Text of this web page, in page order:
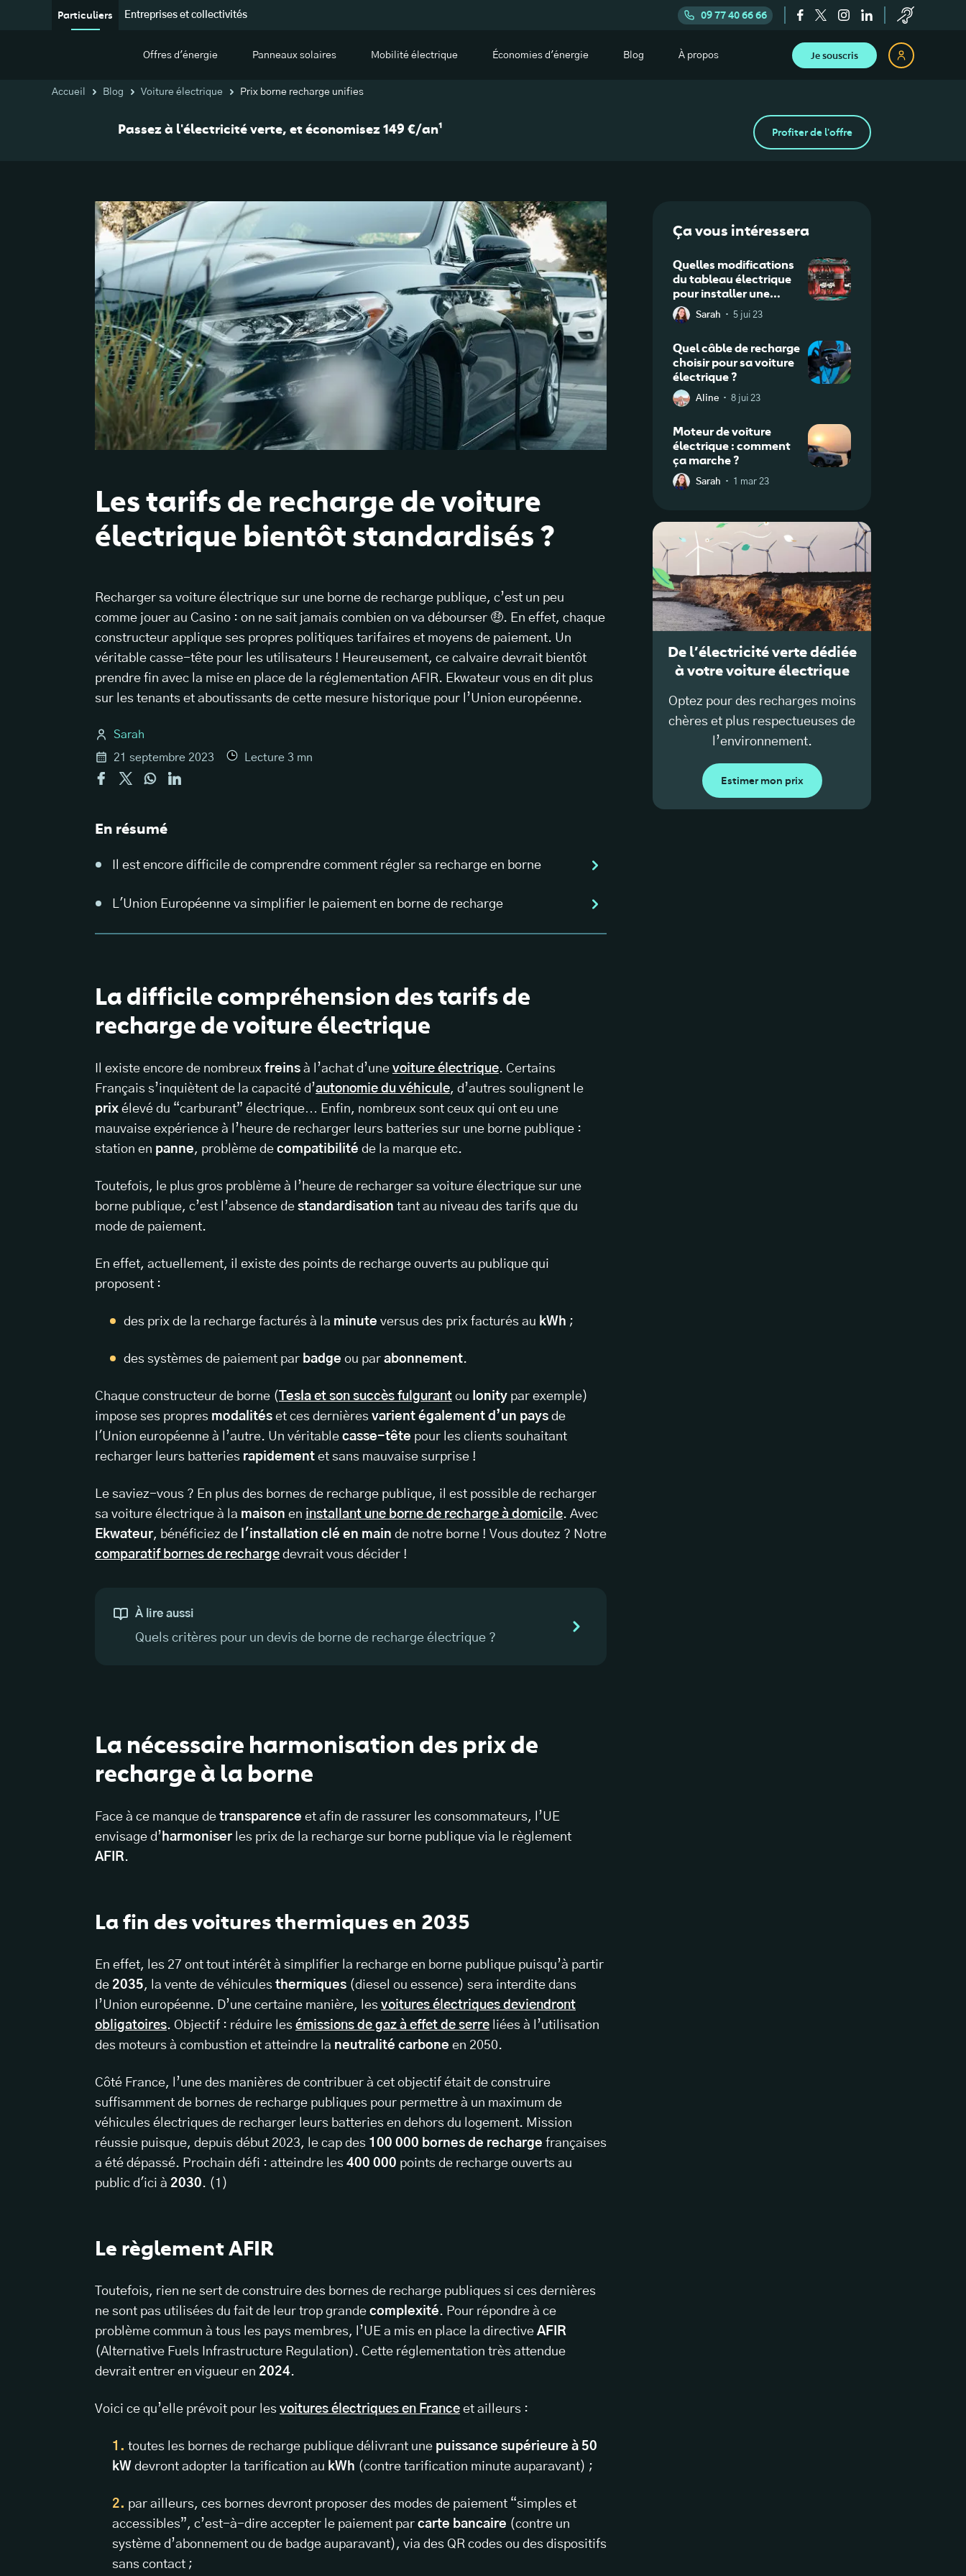
Particuliers Entreprises et collectivités 09 77 40 66 66
Offres d'énergie Panneaux solaires Mobilité électrique Économies d'énergie Blog À propos Je souscris
Accueil Blog Voiture électrique Prix borne recharge unifies
Passez à l'électricité verte, et économisez 149 €/an¹ Profiter de l'offre
Les tarifs de recharge de voiture
électrique bientôt standardisés ?
Recharger sa voiture électrique sur une borne de recharge publique, c’est un peu
comme jouer au Casino : on ne sait jamais combien on va débourser 🤑. En effet, chaque
constructeur applique ses propres politiques tarifaires et moyens de paiement. Un
véritable casse-tête pour les utilisateurs ! Heureusement, ce calvaire devrait bientôt
prendre fin avec la mise en place de la réglementation AFIR. Ekwateur vous en dit plus
sur les tenants et aboutissants de cette mesure historique pour l’Union européenne.
Sarah
21 septembre 2023
Lecture 3 mn
En résumé
Il est encore difficile de comprendre comment régler sa recharge en borne
L'Union Européenne va simplifier le paiement en borne de recharge
La difficile compréhension des tarifs de
recharge de voiture électrique
Il existe encore de nombreux freins à l’achat d’une voiture électrique. Certains
Français s’inquiètent de la capacité d’autonomie du véhicule, d’autres soulignent le
prix élevé du “carburant” électrique… Enfin, nombreux sont ceux qui ont eu une
mauvaise expérience à l’heure de recharger leurs batteries sur une borne publique :
station en panne, problème de compatibilité de la marque etc.
Toutefois, le plus gros problème à l’heure de recharger sa voiture électrique sur une
borne publique, c’est l’absence de standardisation tant au niveau des tarifs que du
mode de paiement.
En effet, actuellement, il existe des points de recharge ouverts au publique qui
proposent :
des prix de la recharge facturés à la minute versus des prix facturés au kWh ;
des systèmes de paiement par badge ou par abonnement.
Chaque constructeur de borne ( Tesla et son succès fulgurant ou Ionity par exemple)
impose ses propres modalités et ces dernières varient également d’un pays de
l'Union européenne à l’autre. Un véritable casse-tête pour les clients souhaitant
recharger leurs batteries rapidement et sans mauvaise surprise !
Le saviez-vous ? En plus des bornes de recharge publique, il est possible de recharger
sa voiture électrique à la maison en installant une borne de recharge à domicile. Avec
Ekwateur, bénéficiez de l'installation clé en main de notre borne ! Vous doutez ? Notre
comparatif bornes de recharge devrait vous décider !
À lire aussi
Quels critères pour un devis de borne de recharge électrique ?
La nécessaire harmonisation des prix de
recharge à la borne
Face à ce manque de transparence et afin de rassurer les consommateurs, l’UE
envisage d’ harmoniserles prix de la recharge sur borne publique via le règlement
AFIR.
La fin des voitures thermiques en 2035
En effet, les 27 ont tout intérêt à simplifier la recharge en borne publique puisqu’à partir
de 2035, la vente de véhicules thermiques (diesel ou essence) sera interdite dans
l’Union européenne. D’une certaine manière, les voitures électriques deviendront
obligatoires. Objectif : réduire les émissions de gaz à effet de serre liées à l’utilisation
des moteurs à combustion et atteindre la neutralité carbone en 2050.
Côté France, l’une des manières de contribuer à cet objectif était de construire
suffisamment de bornes de recharge publiques pour permettre à un maximum de
véhicules électriques de recharger leurs batteries en dehors du logement. Mission
réussie puisque, depuis début 2023, le cap des 100 000 bornes de recharge françaises
a été dépassé. Prochain défi : atteindre les 400 000 points de recharge ouverts au
public d'ici à 2030. (1)
Le règlement AFIR
Toutefois, rien ne sert de construire des bornes de recharge publiques si ces dernières
ne sont pas utilisées du fait de leur trop grande complexité. Pour répondre à ce
problème commun à tous les pays membres, l’UE a mis en place la directive AFIR
(Alternative Fuels Infrastructure Regulation). Cette réglementation très attendue
devrait entrer en vigueur en 2024.
Voici ce qu’elle prévoit pour les voitures électriques en France et ailleurs :
toutes les bornes de recharge publique délivrant une puissance supérieure à 50
kW devront adopter la tarification au kWh (contre tarification minute auparavant) ;
par ailleurs, ces bornes devront proposer des modes de paiement “simples et
accessibles”, c’est-à-dire accepter le paiement par carte bancaire (contre un
système d’abonnement ou de badge auparavant), via des QR codes ou des dispositifs
sans contact ;
Ça vous intéressera
Quelles modifications
du tableau électrique
pour installer une
borne de recharge ?
Sarah · 5 jui 23
Quel câble de recharge
choisir pour sa voiture
électrique ?
Aline · 8 jui 23
Moteur de voiture
électrique : comment
ça marche ?
Sarah · 1 mar 23
De l’électricité verte dédiée
à votre voiture électrique
Optez pour des recharges moins
chères et plus respectueuses de
l’environnement.
Estimer mon prix